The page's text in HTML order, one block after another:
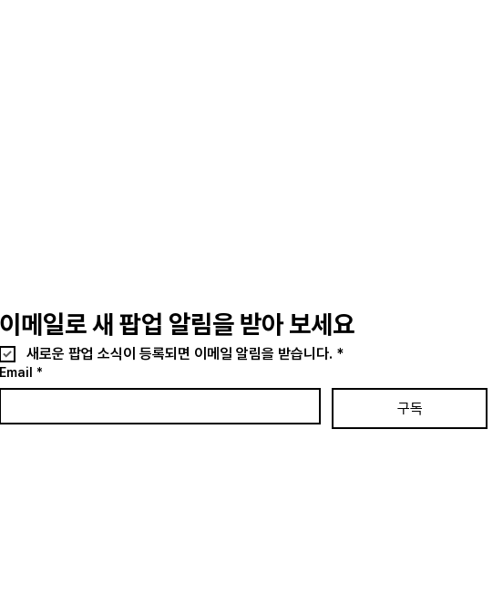
이메일로 새 팝업 알림을 받아 보세요
새로운 팝업 소식이 등록되면 이메일 알림을 받습니다. *
Email *
구독